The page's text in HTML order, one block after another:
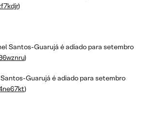
)
Santos-Guarujá é adiado para setembro
)
Guarujá é adiado para setembro
)